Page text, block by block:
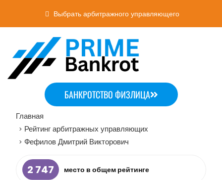
Выбрать арбитражного управляющего
БАНКРОТСТВО ФИЗЛИЦА
Главная
> Рейтинг арбитражных управляющих
> Фефилов Дмитрий Викторович
2 747 место в общем рейтинге